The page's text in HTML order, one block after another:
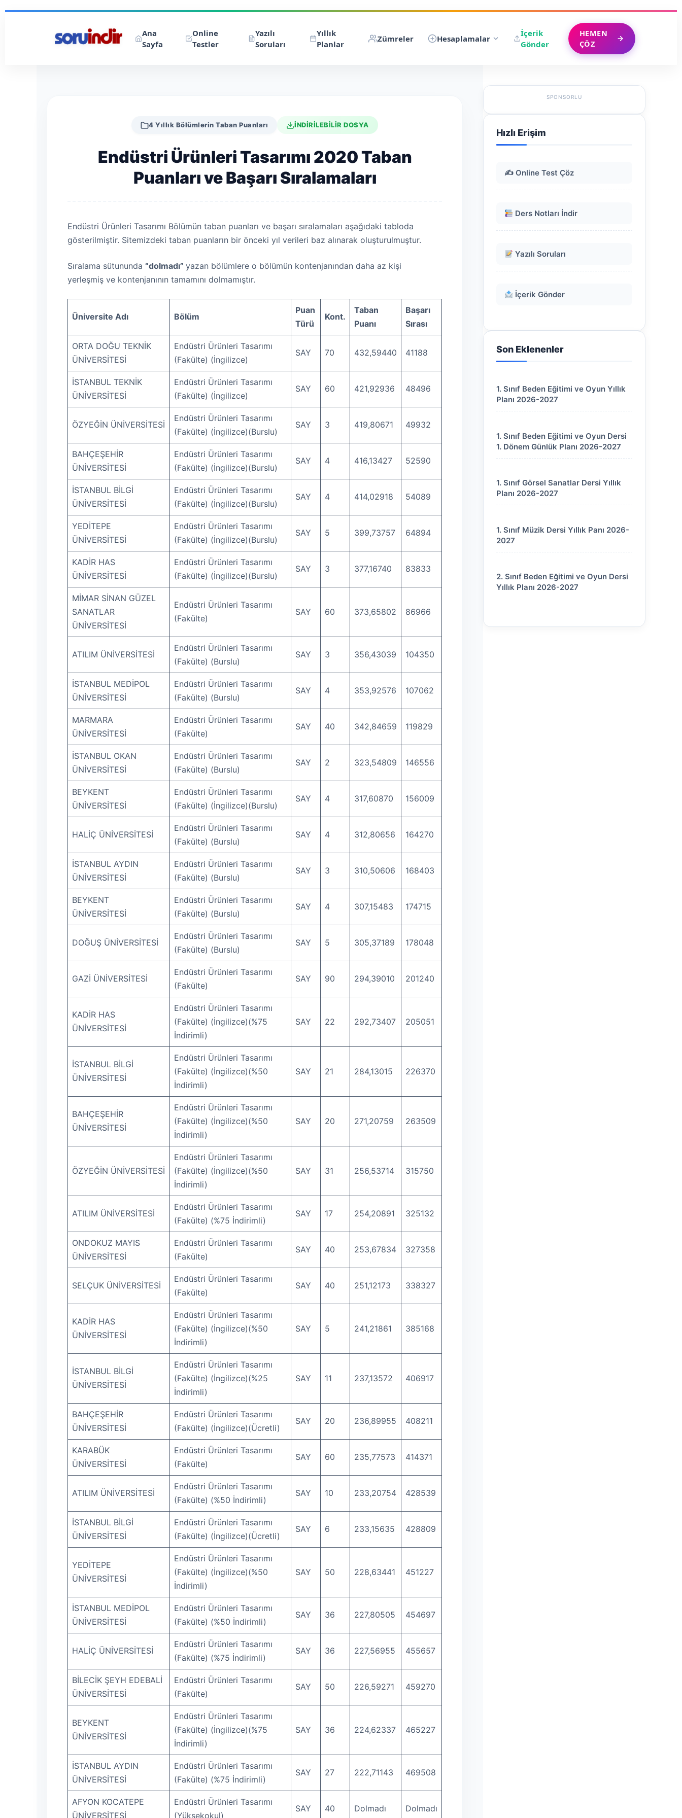
Ana
Sayfa
Online
Testler
Yazılı
Soruları
Yıllık
Planlar
Zümreler Hesaplamalar
İçerik
Gönder
HEMEN
ÇÖZ
4 Yıllık Bölümlerin Taban Puanları İNDİRİLEBİLİR DOSYA
Endüstri Ürünleri Tasarımı 2020 Taban
Puanları ve Başarı Sıralamaları
Endüstri Ürünleri Tasarımı Bölümün taban puanları ve başarı sıralamaları aşağıdaki tabloda
gösterilmiştir. Sitemizdeki taban puanların bir önceki yıl verileri baz alınarak oluşturulmuştur.
Sıralama sütununda “dolmadı” yazan bölümlere o bölümün kontenjanından daha az kişi
yerleşmiş ve kontenjanının tamamını dolmamıştır.
Üniversite Adı Bölüm
Puan
Türü
Kont.
Taban
Puanı
Başarı
Sırası
ORTA DOĞU TEKNİK
ÜNİVERSİTESİ
Endüstri Ürünleri Tasarımı
(Fakülte) (İngilizce)
SAY 70 432,59440 41188
İSTANBUL TEKNİK
ÜNİVERSİTESİ
Endüstri Ürünleri Tasarımı
(Fakülte) (İngilizce)
SAY 60 421,92936 48496
ÖZYEĞİN ÜNİVERSİTESİ
Endüstri Ürünleri Tasarımı
(Fakülte) (İngilizce)(Burslu)
SAY 3 419,80671 49932
BAHÇEŞEHİR
ÜNİVERSİTESİ
Endüstri Ürünleri Tasarımı
(Fakülte) (İngilizce)(Burslu)
SAY 4 416,13427 52590
İSTANBUL BİLGİ
ÜNİVERSİTESİ
Endüstri Ürünleri Tasarımı
(Fakülte) (İngilizce)(Burslu)
SAY 4 414,02918 54089
YEDİTEPE
ÜNİVERSİTESİ
Endüstri Ürünleri Tasarımı
(Fakülte) (İngilizce)(Burslu)
SAY 5 399,73757 64894
KADİR HAS
ÜNİVERSİTESİ
Endüstri Ürünleri Tasarımı
(Fakülte) (İngilizce)(Burslu)
SAY 3 377,16740 83833
MİMAR SİNAN GÜZEL
SANATLAR
ÜNİVERSİTESİ
Endüstri Ürünleri Tasarımı
(Fakülte)
SAY 60 373,65802 86966
ATILIM ÜNİVERSİTESİ
Endüstri Ürünleri Tasarımı
(Fakülte) (Burslu)
SAY 3 356,43039 104350
İSTANBUL MEDİPOL
ÜNİVERSİTESİ
Endüstri Ürünleri Tasarımı
(Fakülte) (Burslu)
SAY 4 353,92576 107062
MARMARA
ÜNİVERSİTESİ
Endüstri Ürünleri Tasarımı
(Fakülte)
SAY 40 342,84659 119829
İSTANBUL OKAN
ÜNİVERSİTESİ
Endüstri Ürünleri Tasarımı
(Fakülte) (Burslu)
SAY 2 323,54809 146556
BEYKENT
ÜNİVERSİTESİ
Endüstri Ürünleri Tasarımı
(Fakülte) (İngilizce)(Burslu)
SAY 4 317,60870 156009
HALİÇ ÜNİVERSİTESİ
Endüstri Ürünleri Tasarımı
(Fakülte) (Burslu)
SAY 4 312,80656 164270
İSTANBUL AYDIN
ÜNİVERSİTESİ
Endüstri Ürünleri Tasarımı
(Fakülte) (Burslu)
SAY 3 310,50606 168403
BEYKENT
ÜNİVERSİTESİ
Endüstri Ürünleri Tasarımı
(Fakülte) (Burslu)
SAY 4 307,15483 174715
DOĞUŞ ÜNİVERSİTESİ
Endüstri Ürünleri Tasarımı
(Fakülte) (Burslu)
SAY 5 305,37189 178048
GAZİ ÜNİVERSİTESİ
Endüstri Ürünleri Tasarımı
(Fakülte)
SAY 90 294,39010 201240
KADİR HAS
ÜNİVERSİTESİ
Endüstri Ürünleri Tasarımı
(Fakülte) (İngilizce)(%75
İndirimli)
SAY 22 292,73407 205051
İSTANBUL BİLGİ
ÜNİVERSİTESİ
Endüstri Ürünleri Tasarımı
(Fakülte) (İngilizce)(%50
İndirimli)
SAY 21 284,13015 226370
BAHÇEŞEHİR
ÜNİVERSİTESİ
Endüstri Ürünleri Tasarımı
(Fakülte) (İngilizce)(%50
İndirimli)
SAY 20 271,20759 263509
ÖZYEĞİN ÜNİVERSİTESİ
Endüstri Ürünleri Tasarımı
(Fakülte) (İngilizce)(%50
İndirimli)
SAY 31 256,53714 315750
ATILIM ÜNİVERSİTESİ
Endüstri Ürünleri Tasarımı
(Fakülte) (%75 İndirimli)
SAY 17 254,20891 325132
ONDOKUZ MAYIS
ÜNİVERSİTESİ
Endüstri Ürünleri Tasarımı
(Fakülte)
SAY 40 253,67834 327358
SELÇUK ÜNİVERSİTESİ
Endüstri Ürünleri Tasarımı
(Fakülte)
SAY 40 251,12173 338327
KADİR HAS
ÜNİVERSİTESİ
Endüstri Ürünleri Tasarımı
(Fakülte) (İngilizce)(%50
İndirimli)
SAY 5 241,21861 385168
İSTANBUL BİLGİ
ÜNİVERSİTESİ
Endüstri Ürünleri Tasarımı
(Fakülte) (İngilizce)(%25
İndirimli)
SAY 11 237,13572 406917
BAHÇEŞEHİR
ÜNİVERSİTESİ
Endüstri Ürünleri Tasarımı
(Fakülte) (İngilizce)(Ücretli)
SAY 20 236,89955 408211
KARABÜK
ÜNİVERSİTESİ
Endüstri Ürünleri Tasarımı
(Fakülte)
SAY 60 235,77573 414371
ATILIM ÜNİVERSİTESİ
Endüstri Ürünleri Tasarımı
(Fakülte) (%50 İndirimli)
SAY 10 233,20754 428539
İSTANBUL BİLGİ
ÜNİVERSİTESİ
Endüstri Ürünleri Tasarımı
(Fakülte) (İngilizce)(Ücretli)
SAY 6 233,15635 428809
YEDİTEPE
ÜNİVERSİTESİ
Endüstri Ürünleri Tasarımı
(Fakülte) (İngilizce)(%50
İndirimli)
SAY 50 228,63441 451227
İSTANBUL MEDİPOL
ÜNİVERSİTESİ
Endüstri Ürünleri Tasarımı
(Fakülte) (%50 İndirimli)
SAY 36 227,80505 454697
HALİÇ ÜNİVERSİTESİ
Endüstri Ürünleri Tasarımı
(Fakülte) (%75 İndirimli)
SAY 36 227,56955 455657
BİLECİK ŞEYH EDEBALİ
ÜNİVERSİTESİ
Endüstri Ürünleri Tasarımı
(Fakülte)
SAY 50 226,59271 459270
BEYKENT
ÜNİVERSİTESİ
Endüstri Ürünleri Tasarımı
(Fakülte) (İngilizce)(%75
İndirimli)
SAY 36 224,62337 465227
İSTANBUL AYDIN
ÜNİVERSİTESİ
Endüstri Ürünleri Tasarımı
(Fakülte) (%75 İndirimli)
SAY 27 222,71143 469508
AFYON KOCATEPE
ÜNİVERSİTESİ
Endüstri Ürünleri Tasarımı
(Yüksekokul)
SAY 40 Dolmadı Dolmadı
SPONSORLU
Hızlı Erişim
✍️ Online Test Çöz
Ders Notları İndir
Yazılı Soruları
İçerik Gönder
Son Eklenenler
1. Sınıf Beden Eğitimi ve Oyun Yıllık
Planı 2026-2027
1. Sınıf Beden Eğitimi ve Oyun Dersi
1. Dönem Günlük Planı 2026-2027
1. Sınıf Görsel Sanatlar Dersi Yıllık
Planı 2026-2027
1. Sınıf Müzik Dersi Yıllık Panı 2026-
2027
2. Sınıf Beden Eğitimi ve Oyun Dersi
Yıllık Planı 2026-2027